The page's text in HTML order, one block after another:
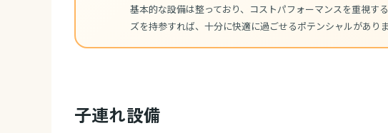
基本的な設備は整っており、コストパフォーマンスを重視す
ズを持参すれば、十分に快適に過ごせるポテンシャルがありま
子連れ設備